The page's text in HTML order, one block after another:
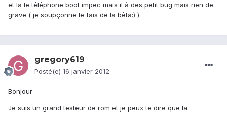
et la le téléphone boot impec mais il à des petit bug mais rien de
grave ( je soupçonne le fais de la bêta:) )
gregory619
Posté(e) 16 janvier 2012
Bonjour
Je suis un grand testeur de rom et je peux te dire que la